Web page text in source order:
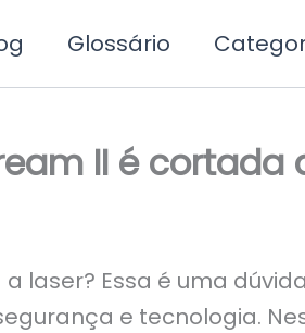
Glossário
II é cortada
a laser? Essa é uma
e tecnologia.